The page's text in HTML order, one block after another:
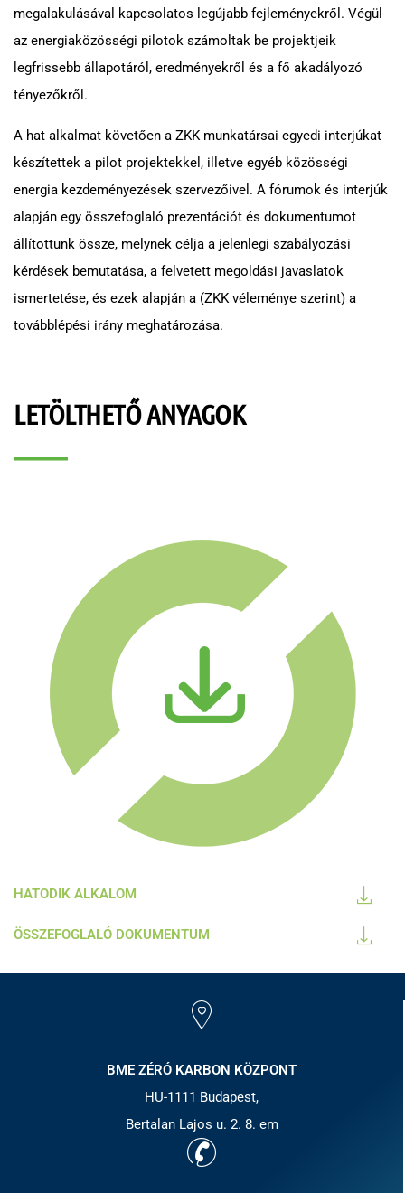
megalakulásával kapcsolatos legújabb fejleményekről. Végül
az energiaközösségi pilotok számoltak be projektjeik
legfrissebb állapotáról, eredményekről és a fő akadályozó
tényezőkről.
A hat alkalmat követően a ZKK munkatársai egyedi interjúkat
készítettek a pilot projektekkel, illetve egyéb közösségi
energia kezdeményezések szervezőivel. A fórumok és interjúk
alapján egy összefoglaló prezentációt és dokumentumot
állítottunk össze, melynek célja a jelenlegi szabályozási
kérdések bemutatása, a felvetett megoldási javaslatok
ismertetése, és ezek alapján a (ZKK véleménye szerint) a
továbblépési irány meghatározása.
LETÖLTHETŐ ANYAGOK
HATODIK ALKALOM
ÖSSZEFOGLALÓ DOKUMENTUM
BME ZÉRÓ KARBON KÖZPONT
HU-1111 Budapest,
Bertalan Lajos u. 2. 8. em